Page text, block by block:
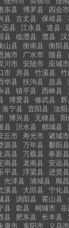
东县 博罗县 四会市
县 古丈县 保靖县
远县 江永县 道县
县 临澧县 澧县 汉
山县 衡南县 衡阳县
施市 广水市 随县
川市 安陆市 应城市
市 房县 竹溪县 竹
华县 扶沟县 息县
县 镇平县 西峡县
博爱县 修武县 辉
洛宁县 宜阳县 汝阳
博兴县 无棣县
县 沂水县 郯城县
丘市 寿光市 诸城市
源县 万年县 鄱阳县
上高县 万载县 奉新县
南县 龙南县 安远县
平县 浮梁县 进贤县
光泽县 浦城县 顺
溪县 大田县 宁化县
县 涡阳县 霍山县
县 歙县 桐城市 岳
县 肥东县 长丰县
康市 东阳市 义乌市